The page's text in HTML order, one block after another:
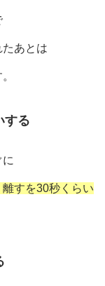
あとは
する
すを30秒くらい